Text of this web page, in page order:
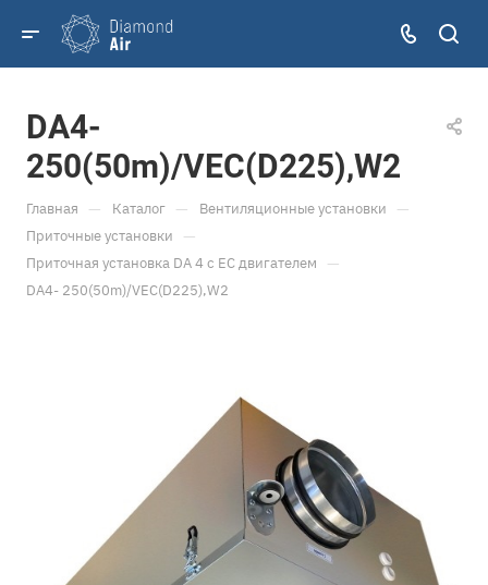
DA4-
250(50m)/VEC(D225),W2
Главная — Каталог — Вентиляционные установки —
Приточные установки —
Приточная установка DA 4 с ЕС двигателем —
DA4- 250(50m)/VEC(D225),W2